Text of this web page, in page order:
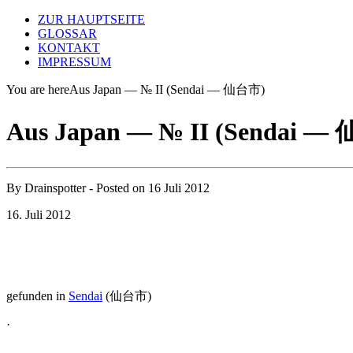
ZUR HAUPTSEITE
GLOSSAR
KONTAKT
IMPRESSUM
You are hereAus Japan — № II (Sendai — 仙台市)
Aus Japan — № II (Sendai —
By Drainspotter- Posted on 16 Juli 2012
16. Juli 2012
gefunden in Sendai (仙台市)
·